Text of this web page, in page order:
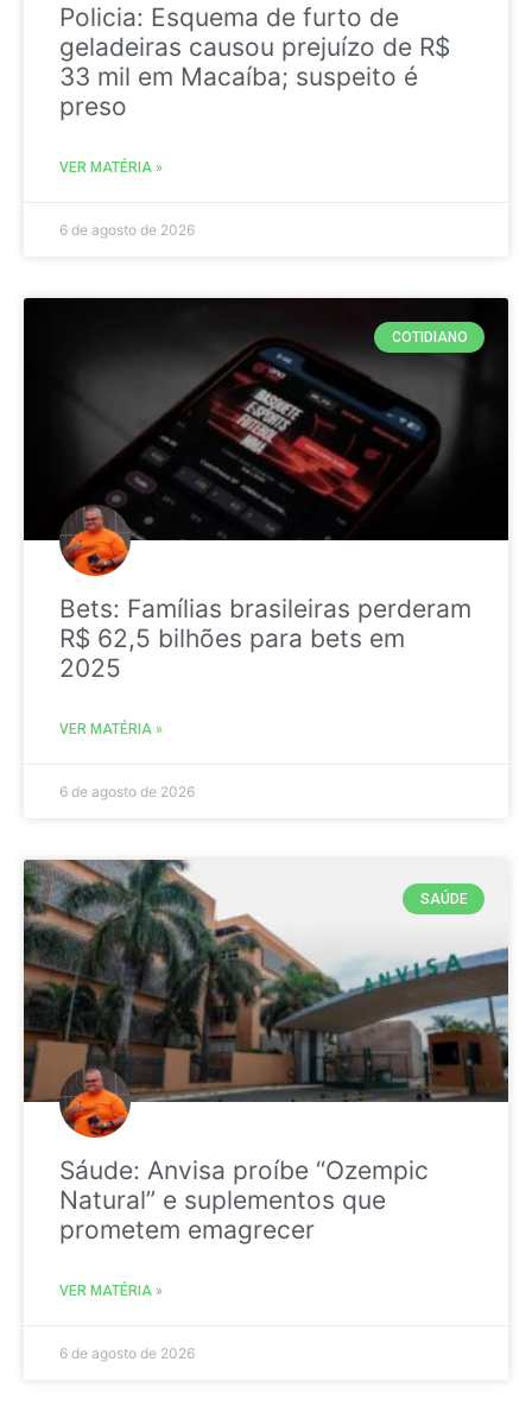
Policia: Esquema de furto de
geladeiras causou prejuízo de R$
33 mil em Macaíba; suspeito é
preso
VER MATÉRIA »
6 de agosto de 2026
COTIDIANO
Bets: Famílias brasileiras perderam
R$ 62,5 bilhões para bets em
2025
VER MATÉRIA »
6 de agosto de 2026
SAÚDE
Sáude: Anvisa proíbe “Ozempic
Natural” e suplementos que
prometem emagrecer
VER MATÉRIA »
6 de agosto de 2026